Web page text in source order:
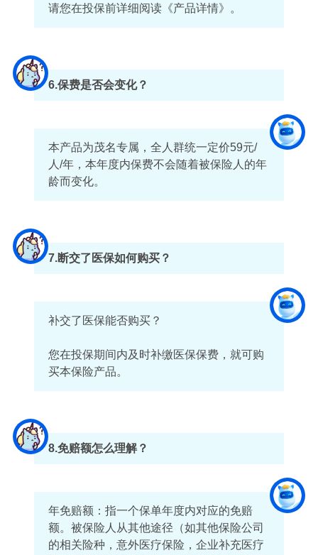
请您在投保前详细阅读《产品详情》。
6.保费是否会变化？
本产品为茂名专属，全人群统一定价59元/
人/年，本年度内保费不会随着被保险人的年
龄而变化。
7.断交了医保如何购买？
补交了医保能否购买？
您在投保期间内及时补缴医保保费，就可购
买本保险产品。
8.免赔额怎么理解？
年免赔额：指一个保单年度内对应的免赔
额。被保险人从其他途径（如其他保险公司
的相关险种，意外医疗保险，企业补充医疗